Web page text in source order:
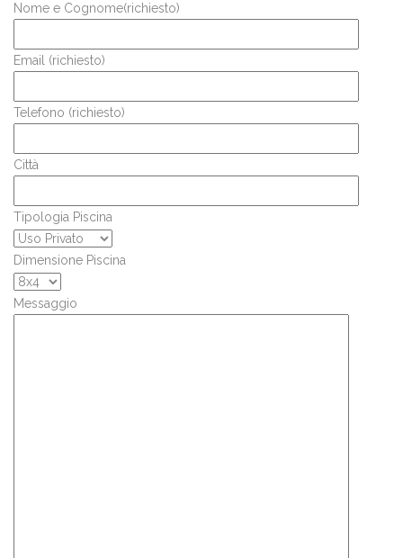
Nome e Cognome(richiesto)
Email (richiesto)
Telefono (richiesto)
Città
Tipologia Piscina
Dimensione Piscina
Messaggio